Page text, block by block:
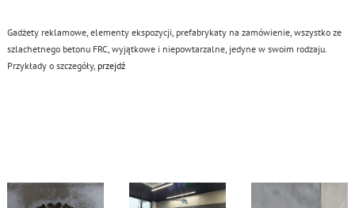
Gadżety reklamowe, elementy ekspozycji, prefabrykaty na zamówienie, wszystko ze
szlachetnego betonu FRC, wyjątkowe i niepowtarzalne, jedyne w swoim rodzaju.
Przykłady o szczegóły, przejdź